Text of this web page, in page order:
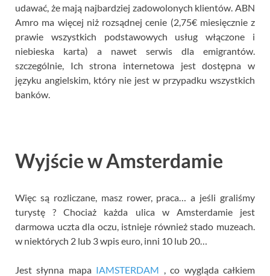
udawać, że mają najbardziej zadowolonych klientów. ABN
Amro ma więcej niż rozsądnej cenie (2,75€ miesięcznie z
prawie wszystkich podstawowych usług włączone i
niebieska karta) a nawet serwis dla emigrantów.
szczególnie, Ich strona internetowa jest dostępna w
języku angielskim, który nie jest w przypadku wszystkich
banków.
Wyjście w Amsterdamie
Więc są rozliczane, masz rower, praca… a jeśli graliśmy
turystę ? Chociaż każda ulica w Amsterdamie jest
darmowa uczta dla oczu, istnieje również stado muzeach.
w niektórych 2 lub 3 wpis euro, inni 10 lub 20…
Jest słynna mapa IAMSTERDAM , co wygląda całkiem